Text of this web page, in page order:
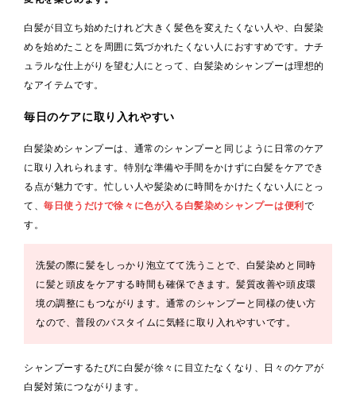
白髪が目立ち始めたけれど大きく髪色を変えたくない人や、白髪染
めを始めたことを周囲に気づかれたくない人におすすめです。ナチ
ュラルな仕上がりを望む人にとって、白髪染めシャンプーは理想的
なアイテムです。
毎日のケアに取り入れやすい
白髪染めシャンプーは、通常のシャンプーと同じように日常のケア
に取り入れられます。特別な準備や手間をかけずに白髪をケアでき
る点が魅力です。忙しい人や髪染めに時間をかけたくない人にとっ
て、毎日使うだけで徐々に色が入る白髪染めシャンプーは便利 で
す。
洗髪の際に髪をしっかり泡立てて洗うことで、白髪染めと同時
に髪と頭皮をケアする時間も確保できます。髪質改善や頭皮環
境の調整にもつながります。通常のシャンプーと同様の使い方
なので、普段のバスタイムに気軽に取り入れやすいです。
シャンプーするたびに白髪が徐々に目立たなくなり、日々のケアが
白髪対策につながります。